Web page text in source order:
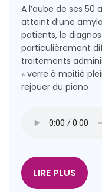
A l’aube de ses 50
atteint d’une
patients, le
particulièrement
traitements
« verre à moitié
rejouer du piano
LIRE PLUS